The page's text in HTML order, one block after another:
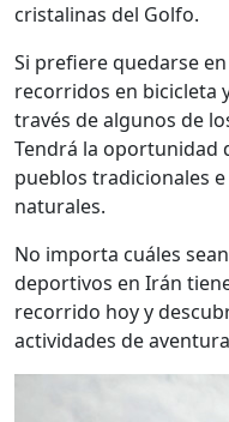
cristalinas del Golfo.
Si prefiere quedarse
recorridos en bicicleta
través de algunos de
Tendrá la oportunidad
pueblos tradicionales
naturales.
No importa cuáles
deportivos en Irán
recorrido hoy y
actividades de